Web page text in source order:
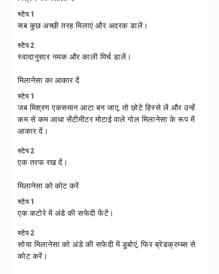
स्टेप 1
सब कुछ अच्छी तरह मिलाएं और अदरक डालें।
स्टेप 2
स्वादानुसार नमक और काली मिर्च डालें।
मिलानेसा का आकार दें
स्टेप 1
जब मिश्रण एकसमान आटा बन जाए, तो छोटे हिस्से लें और उन्हें
कम से कम आधा सेंटीमीटर मोटाई वाले गोल मिलानेसा के रूप में
आकार दें।
स्टेप 2
एक तरफ रख दें।
मिलानेसा को कोट करें
स्टेप 1
एक कटोरे में अंडे की सफेदी फेंटें।
स्टेप 2
सोया मिलानेसा को अंडे की सफेदी में डुबोएं, फिर ब्रेडक्रम्ब्स से
कोट करें।